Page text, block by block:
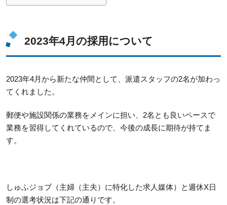
2023年4月の採用について
2023年4月から新たな仲間として、派遣スタッフの2名が加わっ
てくれました。
郵便や施設関係の業務をメインに担い、2名とも良いペースで
業務を習得してくれているので、今後の成長に期待が持てま
す。
しゅふジョブ（主婦（主夫）に特化した求人媒体）と週休X日
制の選考状況は下記の通りです。